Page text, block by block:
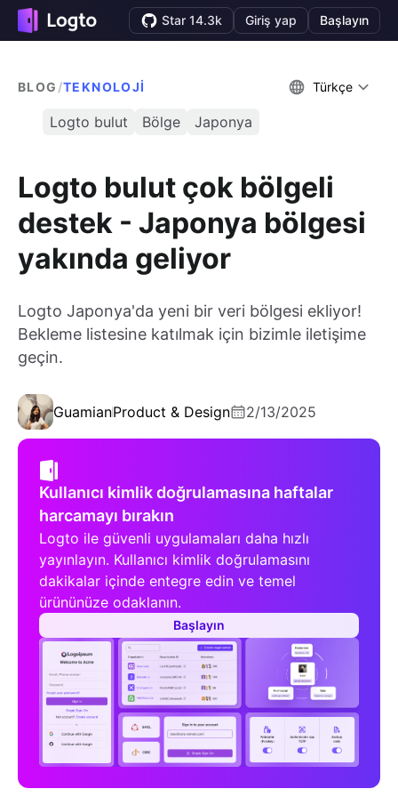
Star 14.3k Giriş yap Başlayın
BLOG /TEKNOLOJI Türkçe
Logto bulut Bölge Japonya
Logto bulut çok bölgeli
destek - Japonya bölgesi
yakında geliyor
Logto Japonya'da yeni bir veri bölgesi ekliyor!
Bekleme listesine katılmak için bizimle iletişime
geçin.
GuamianProduct & Design 2/13/2025
Kullanıcı kimlik doğrulamasına haftalar
harcamayı bırakın
Logto ile güvenli uygulamaları daha hızlı
yayınlayın. Kullanıcı kimlik doğrulamasını
dakikalar içinde entegre edin ve temel
ürününüze odaklanın.
Başlayın